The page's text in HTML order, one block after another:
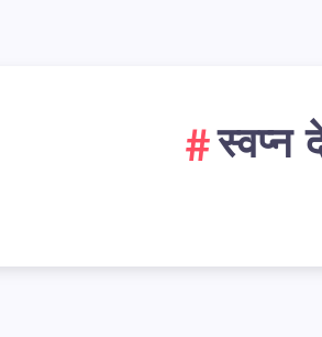
स्वप्न